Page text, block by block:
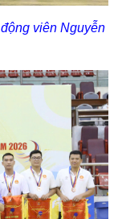
viên Nguyễn